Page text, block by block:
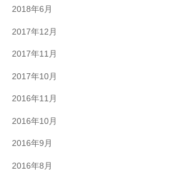
2018年6月
2017年12月
2017年11月
2017年10月
2016年11月
2016年10月
2016年9月
2016年8月